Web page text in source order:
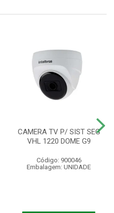
CAMERA TV P/ SIST SEG
VHL 1220 DOME G9
Código: 900046
Embalagem: UNIDADE